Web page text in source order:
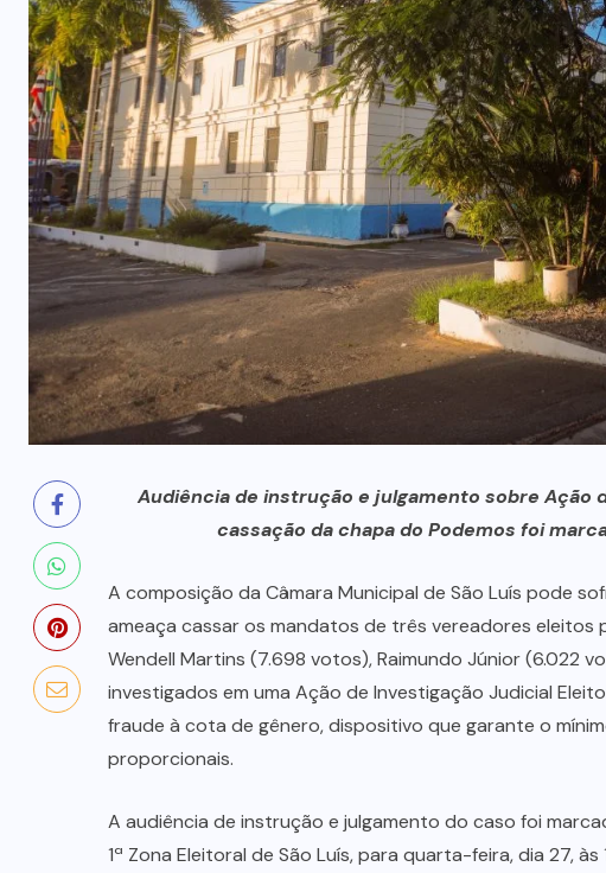
Audiência de instrução e julgamento sobre Ação
cassação da chapa do Podemos foi
A composição da Câmara Municipal de São Luís pode
ameaça cassar os mandatos de três vereadores eleitos
Wendell Martins (7.698 votos), Raimundo Júnior (6.022
investigados em uma Ação de Investigação Judicial
fraude à cota de gênero, dispositivo que garante o
proporcionais.
A audiência de instrução e julgamento do caso foi
1ª Zona Eleitoral de São Luís, para quarta-feira, dia 27,
NOTÍCIAS DO BRASIL
Mega-Sena acumula e vai a R$ 150
milhões
5 DE AGOSTO, 2026